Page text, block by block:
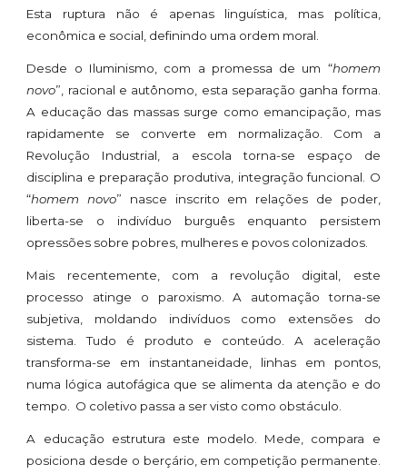
Esta ruptura não é apenas linguística, mas política,
econômica e social, definindo uma ordem moral.
Desde o Iluminismo, com a promessa de um “homem
novo”, racional e autônomo, esta separação ganha forma.
A educação das massas surge como emancipação, mas
rapidamente se converte em normalização. Com a
Revolução Industrial, a escola torna-se espaço de
disciplina e preparação produtiva, integração funcional. O
“homem novo” nasce inscrito em relações de poder,
liberta-se o indivíduo burguês enquanto persistem
opressões sobre pobres, mulheres e povos colonizados.
Mais recentemente, com a revolução digital, este
processo atinge o paroxismo. A automação torna-se
subjetiva, moldando indivíduos como extensões do
sistema. Tudo é produto e conteúdo. A aceleração
transforma-se em instantaneidade, linhas em pontos,
numa lógica autofágica que se alimenta da atenção e do
tempo. O coletivo passa a ser visto como obstáculo.
A educação estrutura este modelo. Mede, compara e
posiciona desde o berçário, em competição permanente.